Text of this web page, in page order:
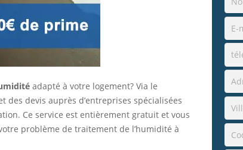
adapté à votre logement? Via le
devis auprès d’entreprises spécialisées
Ce service est entièrement gratuit et vous
problème de traitement de l’humidité à